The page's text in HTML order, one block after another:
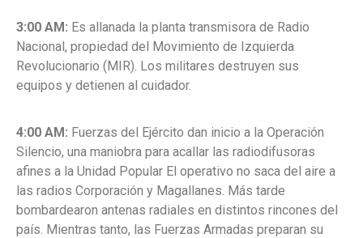
3:00 AM: Es allanada la planta transmisora de Radio
Nacional, propiedad del Movimiento de Izquierda
Revolucionario (MIR). Los militares destruyen sus
equipos y detienen al cuidador.
4:00 AM: Fuerzas del Ejército dan inicio a la Operación
Silencio, una maniobra para acallar las radiodifusoras
afines a la Unidad Popular El operativo no saca del aire a
las radios Corporación y Magallanes. Más tarde
bombardearon antenas radiales en distintos rincones del
país. Mientras tanto, las Fuerzas Armadas preparan su